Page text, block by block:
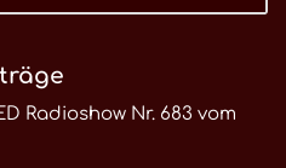
Radioshow Nr. 683 vom